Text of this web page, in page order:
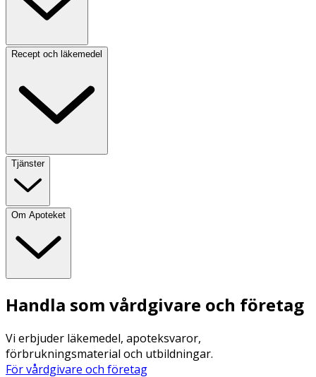
Recept och läkemedel
Tjänster
Om Apoteket
Handla som vårdgivare och företag
Vi erbjuder läkemedel, apoteksvaror,
förbrukningsmaterial och utbildningar.
För vårdgivare och företag